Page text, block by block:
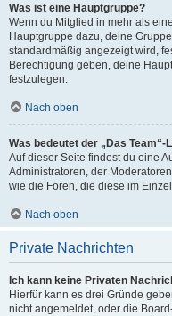
Was ist eine Hauptgruppe?
Wenn du Mitglied in mehr als
Hauptgruppe dazu, deine
standardmäßig angezeigt wird,
Berechtigung geben, deine
festzulegen.
Nach oben
Was bedeutet der „Das
Auf dieser Seite findest du eine
Administratoren, der
wie die Foren, die diese im
Nach oben
Private Nachrichten
Ich kann keine Privaten
Hierfür kann es drei Gründe
nicht angemeldet, oder die